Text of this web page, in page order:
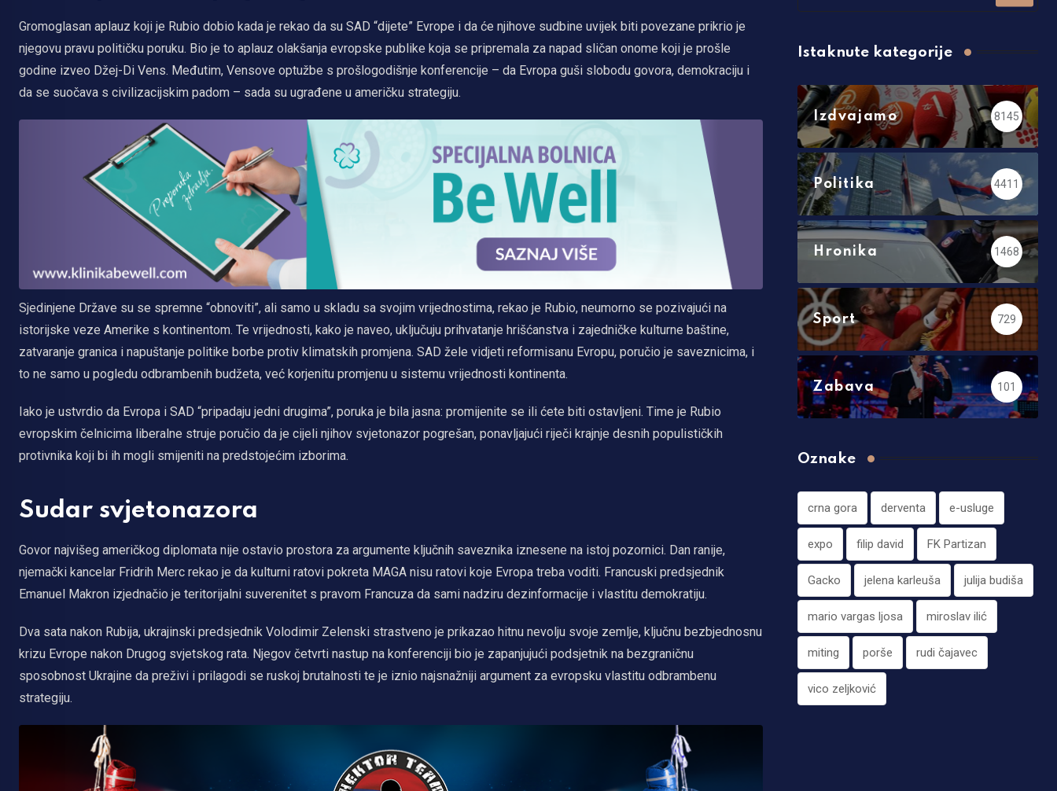
Gromoglasan aplauz koji je Rubio dobio kada je rekao da su SAD “dijete” Evrope i da će njihove sudbine uvijek biti povezane prikrio je
njegovu pravu političku poruku. Bio je to aplauz olakšanja evropske publike koja se pripremala za napad sličan onome koji je prošle
godine izveo Džej-Di Vens. Međutim, Vensove optužbe s prošlogodišnje konferencije – da Evropa guši slobodu govora, demokraciju i
da se suočava s civilizacijskim padom – sada su ugrađene u američku strategiju.
Sjedinjene Države su se spremne “obnoviti”, ali samo u skladu sa svojim vrijednostima, rekao je Rubio, neumorno se pozivajući na
istorijske veze Amerike s kontinentom. Te vrijednosti, kako je naveo, uključuju prihvatanje hrišćanstva i zajedničke kulturne baštine,
zatvaranje granica i napuštanje politike borbe protiv klimatskih promjena. SAD žele vidjeti reformisanu Evropu, poručio je saveznicima, i
to ne samo u pogledu odbrambenih budžeta, već korjenitu promjenu u sistemu vrijednosti kontinenta.
Iako je ustvrdio da Evropa i SAD “pripadaju jedni drugima”, poruka je bila jasna: promijenite se ili ćete biti ostavljeni. Time je Rubio
evropskim čelnicima liberalne struje poručio da je cijeli njihov svjetonazor pogrešan, ponavljajući riječi krajnje desnih populističkih
protivnika koji bi ih mogli smijeniti na predstojećim izborima.
Sudar svjetonazora
Govor najvišeg američkog diplomata nije ostavio prostora za argumente ključnih saveznika iznesene na istoj pozornici. Dan ranije,
njemački kancelar Fridrih Merc rekao je da kulturni ratovi pokreta MAGA nisu ratovi koje Evropa treba voditi. Francuski predsjednik
Emanuel Makron izjednačio je teritorijalni suverenitet s pravom Francuza da sami nadziru dezinformacije i vlastitu demokratiju.
Dva sata nakon Rubija, ukrajinski predsjednik Volodimir Zelenski strastveno je prikazao hitnu nevolju svoje zemlje, ključnu bezbjednosnu
krizu Evrope nakon Drugog svjetskog rata. Njegov četvrti nastup na konferenciji bio je zapanjujući podsjetnik na bezgraničnu
sposobnost Ukrajine da preživi i prilagodi se ruskoj brutalnosti te je iznio najsnažniji argument za evropsku vlastitu odbrambenu
strategiju.
Istaknute kategorije
Izdvajamo 8145
Politika 4411
Hronika 1468
Sport 729
Zabava 101
Oznake
crna gora derventa e-usluge
expo filip david FK Partizan
Gacko jelena karleuša julija budiša
mario vargas ljosa miroslav ilić
miting porše rudi čajavec
vico zeljković